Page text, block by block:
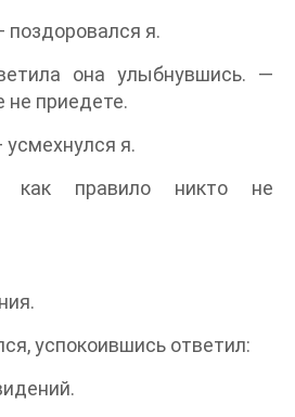
я.
она улыбнувшись. —
приедете.
я.
правило никто не
успокоившись ответил: